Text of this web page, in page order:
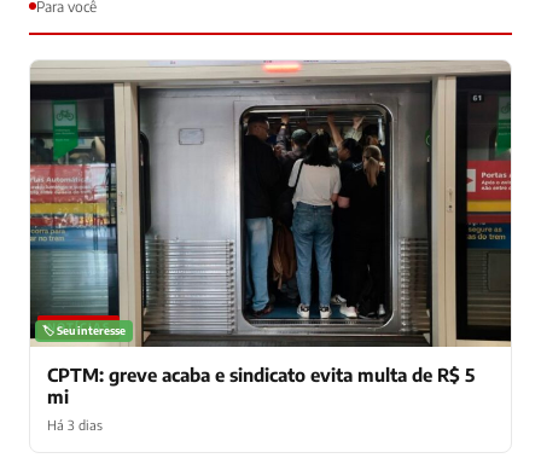
Para você
NOTÍCIAS
🏷️ Seu interesse
CPTM: greve acaba e sindicato evita multa de R$ 5
mi
Há 3 dias